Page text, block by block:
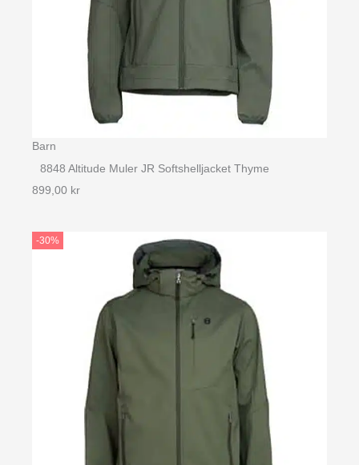
Barn
8848 Altitude Muler JR Softshelljacket Thyme
899,00 kr
-30%